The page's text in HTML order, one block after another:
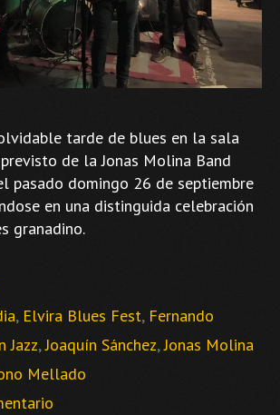
tarde de blues en la sala
de la Jonas Molina Band
pasado domingo 26 de septiembre
en una distinguida celebración
granadino.
, Elvira Blues Fest, Fernando
Jazz,Joaquín Sánchez,Jonas Molina
Mellado